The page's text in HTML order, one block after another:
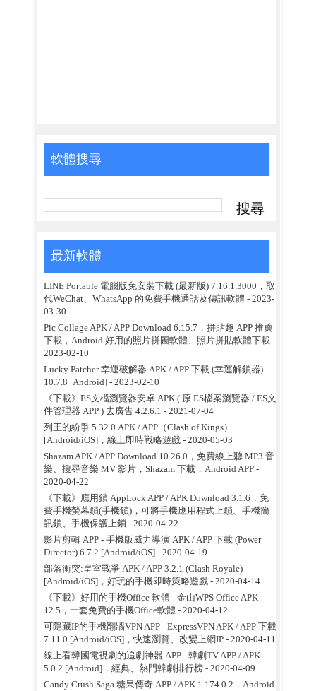
軟體搜尋
最新軟體
LINE Portable 電腦版免安裝下載 (最新版) 7.16.1.3000，取
代WeChat、WhatsApp 的免費手機通話及傳訊軟體 - 2023-
03-30
Pic Collage APK / APP Download 6.15.7，拼貼趣 APP 推薦
下載，Android 好用的照片拼圖軟體、照片拼貼軟體下載-
2023-02-10
Lucky Patcher 幸運破解器 APK / APP 下載 (幸運解鎖器)
10.7.8 [Android] - 2023-02-10
《下載》ES文檔瀏覽器安卓 APK ( 原 ES檔案瀏覽器 / ES文
件管理器 APP ) 去廣告 4.2.6.1 - 2021-07-04
列王的紛爭 5.32.0 APK / APP（Clash of Kings）
[Android/iOS]，線上即時戰略遊戲- 2020-05-03
Shazam APK / APP Download 10.26.0，免費線上聽 MP3 音
樂、搜尋音樂 MV 影片，Shazam 下載，Android APP-
2020-04-22
《下載》應用鎖 AppLock APP / APK Download 3.1.6，免
費手機螢幕鎖(手機鎖)，可將手機應用程式上鎖、手機簡
訊鎖、手機保護上鎖 - 2020-04-22
影片剪輯 APP - 手機版威力導演 APK / APP 下載 (Power
Director) 6.7.2 [Android/iOS]- 2020-04-19
部落衝突:皇室戰爭 APK / APP 3.2.1 (Clash Royale)
[Android/iOS]，好玩的手機即時策略遊戲- 2020-04-14
《下載》好用的手機Office 軟體 - 金山WPS Office APK
12.5，一套免費的手機Office軟體 - 2020-04-12
可隱藏IP的手機翻牆VPN APP - ExpressVPN APK / APP 下載
7.11.0 [Android/iOS]，快速瀏覽、改變上網IP- 2020-04-11
線上看韓國電視劇的追劇神器 APP - 韓劇TV APP / APK
5.0.2 [Android]，經典、熱門韓劇排行榜- 2020-04-09
Candy Crush Saga 糖果傳奇 APP / APK 1.174.0.2，Android